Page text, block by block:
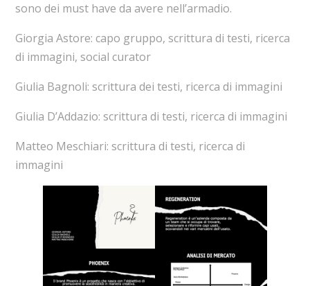
sono dei must have da avere nell’armadio.
Giorgia Astore: capo gruppo, scrittura di testi, ricerca
di immagini, social curator
Giulia Bagnoli: scrittura dei testi, ricerca di immagini
Giulia D’Addazio: scrittura di testi, ricerca di immagini
Matteo Meschiari: scrittura di testi, ricerca di
immagini